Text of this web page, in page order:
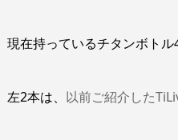
現在持っているチタンボトル
左2本は、 以前ご紹介した